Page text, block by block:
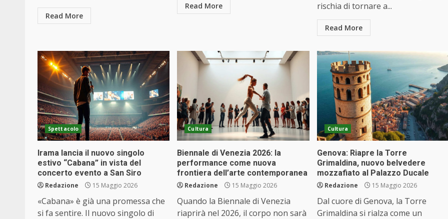
Read More
Read More
rischia di tornare a...
Read More
Spettacolo
Irama lancia il nuovo singolo
estivo “Cabana” in vista del
concerto evento a San Siro
Redazione 15 Maggio 2026
«Cabana» è già una promessa che
si fa sentire. Il nuovo singolo di
Cultura
Biennale di Venezia 2026: la
performance come nuova
frontiera dell’arte contemporanea
Redazione 15 Maggio 2026
Quando la Biennale di Venezia
riaprirà nel 2026, il corpo non sarà
Cultura
Genova: Riapre la Torre
Grimaldina, nuovo belvedere
mozzafiato al Palazzo Ducale
Redazione 15 Maggio 2026
Dal cuore di Genova, la Torre
Grimaldina si rialza come un